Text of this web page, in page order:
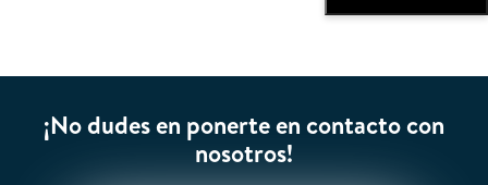
¡No dudes en ponerte en contacto con
nosotros!